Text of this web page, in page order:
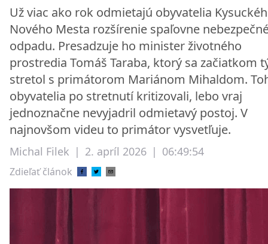
Už viac ako rok odmietajú obyvatelia
Nového Mesta rozšírenie spaľovne
odpadu. Presadzuje ho minister životného
prostredia Tomáš Taraba, ktorý sa začiatkom
stretol s primátorom Mariánom Mihaldom.
obyvatelia po stretnutí kritizovali, lebo vraj
jednoznačne nevyjadril odmietavý postoj. V
najnovšom videu to primátor vysvetľuje.
Michal Filek | 2. apríl 2026 | 06:49:54
Zdieľať článok